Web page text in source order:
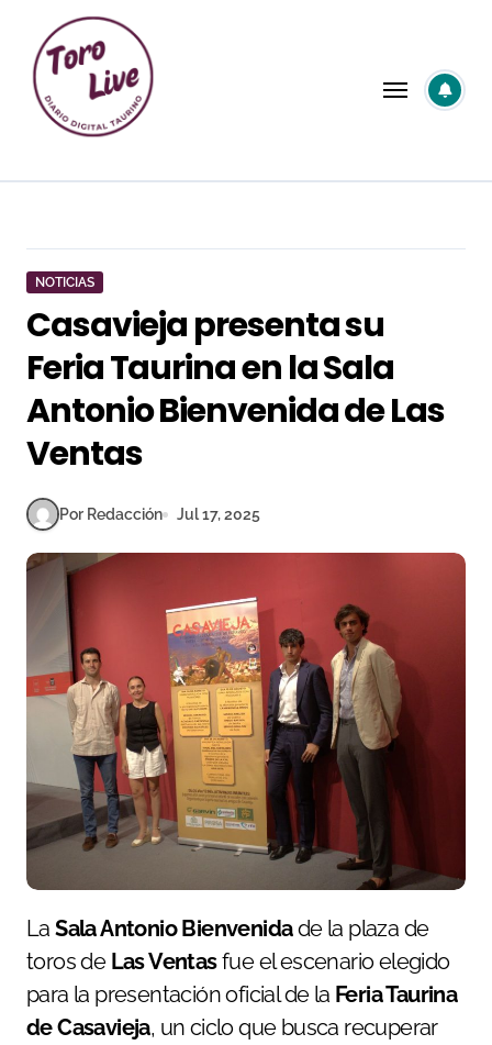
contenido
NOTICIAS
Casavieja presenta su
Feria Taurina en la Sala
Antonio Bienvenida de Las
Ventas
Por Redacción Jul 17, 2025
LaSala Antonio Bienvenidade la plaza de
toros de Las Ventasfue el escenario elegido
para la presentación oficial de la Feria Taurina
de Casavieja, un ciclo que busca recuperar